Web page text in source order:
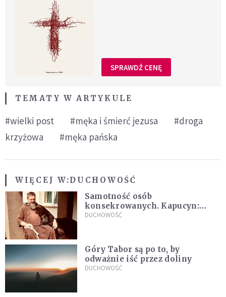
SPRAWDŹ CENĘ
TEMATY W ARTYKULE
#wielki post #męka i śmierć jezusa
#droga
krzyżowa
#męka pańska
WIĘCEJ W:DUCHOWOŚĆ
Samotność osób
konsekrowanych. Kapucyn:
Życie w pojedynkę rzadko jest
DUCHOWOŚĆ
Góry Tabor są po to, by
odważnie iść przez doliny
DUCHOWOŚĆ